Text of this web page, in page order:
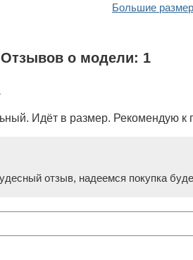
Большие
Отзывов о модели: 1
Идёт в размер. Рекомендую к
отзыв, надеемся покупка